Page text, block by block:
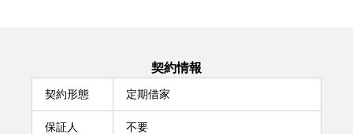
契約情報
契約形態 定期借家
保証人 不要